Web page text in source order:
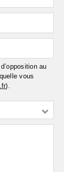
au
vous
).